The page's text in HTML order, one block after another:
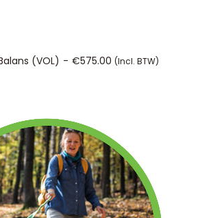
AAN WINKELWAGEN
(VOL) €575.00 (incl. BTW)